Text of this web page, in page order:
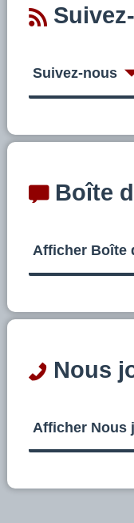
Suivez-nous
Boîte
Afficher Boîte
Nous
Afficher Nous